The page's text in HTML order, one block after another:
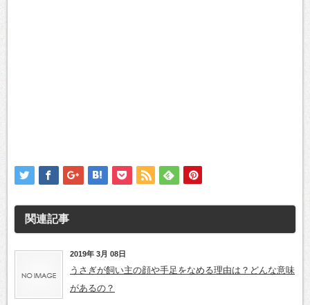
関連記事
2019年 3月 08日
うさぎが飼い主の顔や手足をなめる理由は？どんな意味
があるの？